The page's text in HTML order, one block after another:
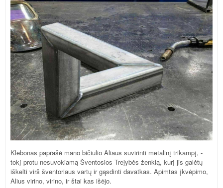
Klebonas paprašė mano bičiulio Aliaus suvirinti metalinį trikampį, -
tokį protu nesuvokiamą Šventosios Trejybės ženklą, kurį jis galėtų
iškelti virš šventoriaus vartų ir gąsdinti davatkas. Apimtas įkvėpimo,
Alius virino, virino, ir štai kas išėjo.